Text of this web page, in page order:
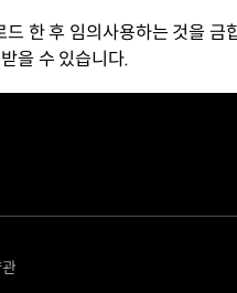
한 후 임의사용하는 것을
을 수 있습니다.